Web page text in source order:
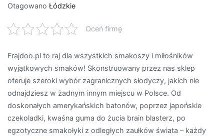
sklep
luksusowymi
Otagowano Łódzkie
Oceń firmę
Frajdoo.pl to raj dla wszystkich smakoszy i miłośników
wyjątkowych smaków! Skonstruowany przez nas sklep
oferuje szeroki wybór zagranicznych słodyczy, jakich nie
odnajdziesz w żadnym innym miejscu w Polsce. Od
doskonałych amerykańskich batonów, poprzez japońskie
czekoladki, kwaśna guma do żucia brain blasterz, po
egzotyczne smakołyki z odległych zaułków świata – każdy